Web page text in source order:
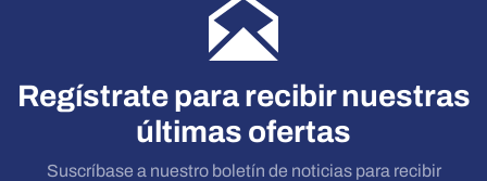
Regístrate para recibir nuestras
últimas ofertas
Suscríbase a nuestro boletín de noticias para recibir